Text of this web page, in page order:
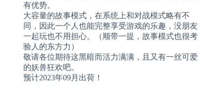
有优势。
大容量的故事模式，在系统上和对战模式略有不
同，因此一个人也能完整享受游戏的乐趣，没朋友
一起玩也不用担心。（顺带一提，故事模式也很考
验人的东方力）
敬请各位期待这黑暗而活力满满，且又有一丝可爱
的妖兽狂欢吧。
预计2023年09月出荷！